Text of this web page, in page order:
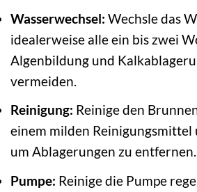
Wasserwechsel: Wechsle das
idealerweise alle ein bis zwei
Algenbildung und
vermeiden.
Reinigung: Reinige den
einem milden Reinigungsmittel
um Ablagerungen zu entfernen.
Pumpe: Reinige die Pumpe